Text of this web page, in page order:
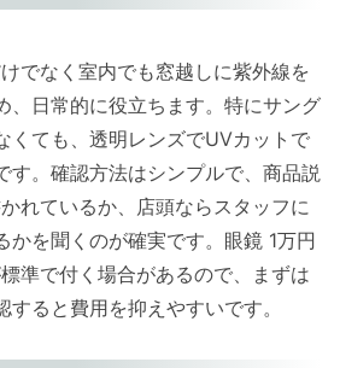
でなく室内でも窓越しに紫外線を
、日常的に役立ちます。特にサング
くても、透明レンズでUVカットで
す。確認方法はシンプルで、商品説
れているか、店頭ならスタッフに
かを聞くのが確実です。眼鏡 1万円
準で付く場合があるので、まずは
ると費用を抑えやすいです。